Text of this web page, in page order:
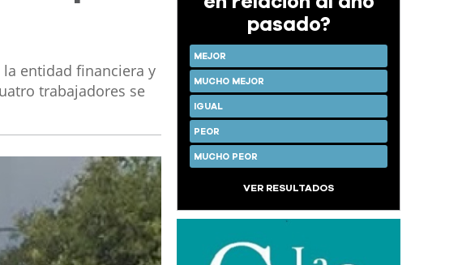
la entidad financiera y
trabajadores se
pasado?
MEJOR
MUCHO MEJOR
IGUAL
PEOR
MUCHO PEOR
VER RESULTADOS